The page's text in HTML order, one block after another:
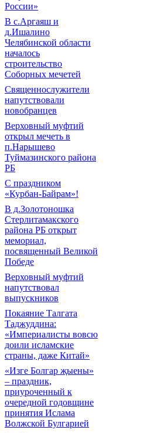
России»
В с.Аргаяш и
д.Ишалино
Челябинской области
началось
строительство
Соборных мечетей
Священнослужители
напутствовали
новобранцев
Верховный муфтий
открыл мечеть в
п.Нарышево
Туймазинского района
РБ
С праздником
«Курбан-Байрам»!
В д.Золотоношка
Стерлитамакского
района РБ открыт
мемориал,
посвященный Великой
Победе
Верховный муфтий
напутствовал
выпускников
Покаяние Талгата
Таджуддина:
«Империалисты вовсю
доили исламские
страны, даже Китай»
«Изге Болгар җыены»
– праздник,
приуроченный к
очередной годовщине
принятия Ислама
Волжской Булгарией